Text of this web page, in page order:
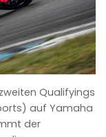
Qualifyings
auf Yamaha
der